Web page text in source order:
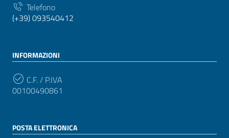
Telefono
(+39) 093540412
INFORMAZIONI
C.F. / P.IVA
00100490861
POSTA ELETTRONICA